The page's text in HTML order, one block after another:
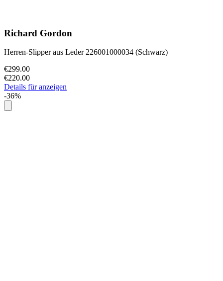
Richard Gordon
Herren-Slipper aus Leder 226001000034 (Schwarz)
€299.00
€220.00
Details für anzeigen
-36%